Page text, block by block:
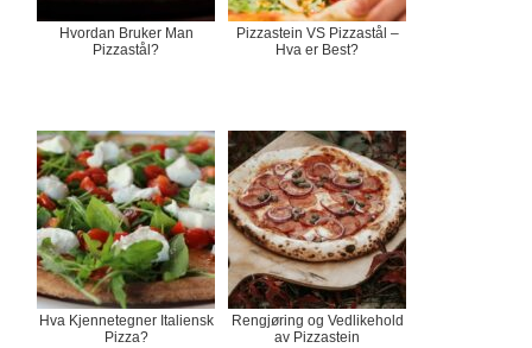
Hvordan Bruker Man
Pizzastål?
Pizzastein VS Pizzastål –
Hva er Best?
Hva Kjennetegner Italiensk
Pizza?
Rengjøring og Vedlikehold
av Pizzastein